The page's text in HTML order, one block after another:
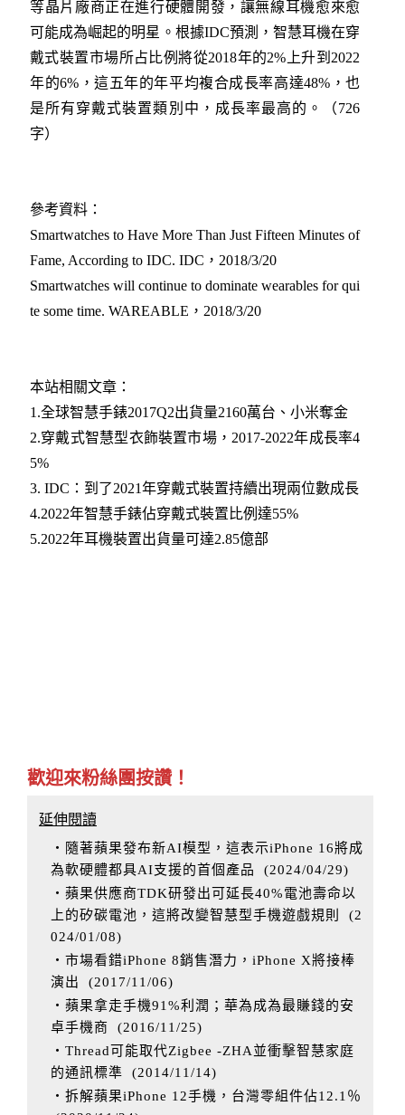
等晶片廠商正在進行硬體開發，讓無線耳機愈來愈
可能成為崛起的明星。根據IDC預測，智慧耳機在穿
戴式裝置市場所占比例將從2018年的2%上升到2022
年的6%，這五年的年平均複合成長率高達48%，也
是所有穿戴式裝置類別中，成長率最高的。（726
字）
參考資料：
Smartwatches to Have More Than Just Fifteen Minutes of
Fame, According to IDC. IDC，2018/3/20
Smartwatches will continue to dominate wearables for qui
te some time. WAREABLE，2018/3/20
本站相關文章：
1.全球智慧手錶2017Q2出貨量2160萬台、小米奪金
2.穿戴式智慧型衣飾裝置市場，2017-2022年成長率4
5%
3. IDC：到了2021年穿戴式裝置持續出現兩位數成長
4.2022年智慧手錶佔穿戴式裝置比例達55%
5.2022年耳機裝置出貨量可達2.85億部
歡迎來粉絲團按讚！
延伸閱讀
‧隨著蘋果發布新AI模型，這表示iPhone 16將成
為軟硬體都具AI支援的首個產品
(2024/04/29)
‧蘋果供應商TDK研發出可延長40%電池壽命以
上的矽碳電池，這將改變智慧型手機遊戲規則
(2
024/01/08)
‧市場看錯iPhone 8銷售潛力，iPhone X將接棒
演出
(2017/11/06)
‧蘋果拿走手機91%利潤；華為成為最賺錢的安
卓手機商
(2016/11/25)
‧Thread可能取代Zigbee -ZHA並衝擊智慧家庭
的通訊標準 (2014/11/14)
‧拆解蘋果iPhone 12手機，台灣零組件佔12.1％